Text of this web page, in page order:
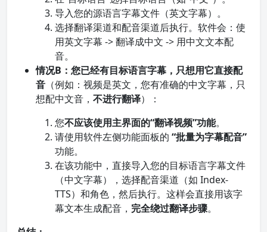
导入您的源语言字幕文件（英文字幕）。
选择翻译渠道和配音渠道后执行。软件会：使
用英文字幕 -> 翻译成中文 -> 用中文文本配
音。
情况B：您已经有目标语言字幕，只想用它直接配
音 （例如：视频是英文，您有准确的中文字幕，只
想配中文音， 不进行翻译）：
您不应该使用主界面的“翻译视频”功能。
请使用软件左侧功能面板的 “批量为字幕配音”
功能。
在该功能中，直接导入您的目标语言字幕文件
（中文字幕），选择配音渠道（如 Index-
TTS）和角色，然后执行。这样会直接用该字
幕文本生成配音， 完全绕过翻译步骤。